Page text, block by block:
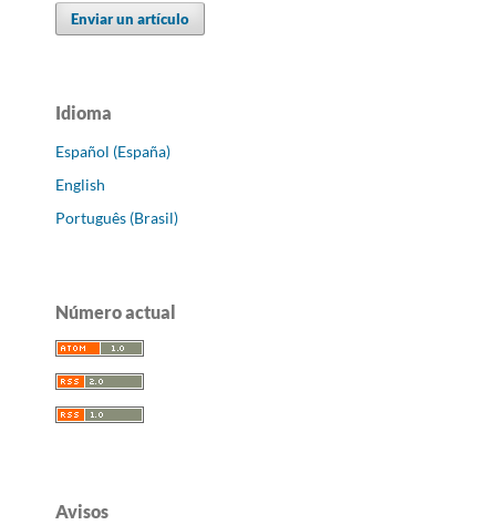
Enviar un artículo
Idioma
Español (España)
English
Português (Brasil)
Número actual
Avisos